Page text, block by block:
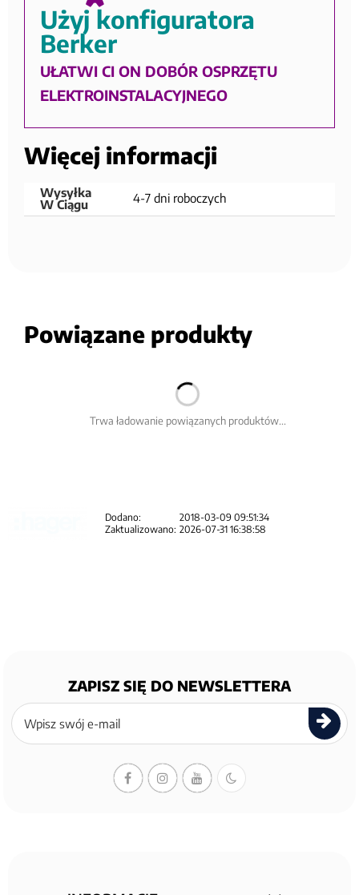
Użyj konfiguratora
Berker
UŁATWI CI ON DOBÓR OSPRZĘTU
ELEKTROINSTALACYJNEGO
Więcej informacji
Wysyłka
W Ciągu
4-7 dni roboczych
Powiązane produkty
Trwa ładowanie powiązanych produktów...
Dodano:
2018-03-09 09:51:34
Zaktualizowano: 2026-07-31 16:38:58
ZAPISZ SIĘ DO NEWSLETTERA
Zapisz
się
newslettera